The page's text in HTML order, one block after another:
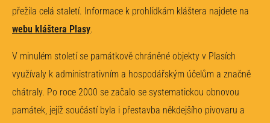
přežila celá staletí. Informace k prohlídkám kláštera najdete na
webu kláštera Plasy.
V minulém století se památkově chráněné objekty v Plasích
využívaly k administrativním a hospodářským účelům a značně
chátraly. Po roce 2000 se začalo se systematickou obnovou
památek, jejíž součástí byla i přestavba někdejšího pivovaru a